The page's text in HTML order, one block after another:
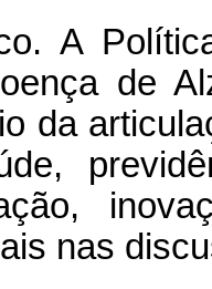
A
de
da
nas